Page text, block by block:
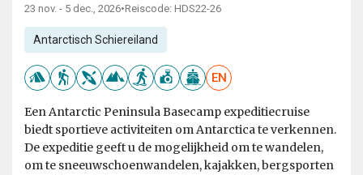
23 nov. - 5 dec., 2026•Reiscode: HDS22-26
Antarctisch Schiereiland
EN
Een Antarctic Peninsula Basecamp expeditiecruise
biedt sportieve activiteiten om Antarctica te verkennen.
De expeditie geeft u de mogelijkheid om te wandelen,
om te sneeuwschoenwandelen, kajakken, bergsporten